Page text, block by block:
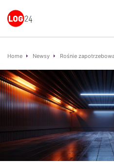
Home Newsy Rośnie